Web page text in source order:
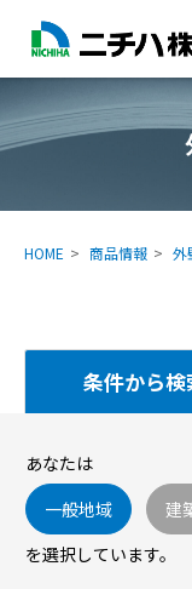
HOME 商品情報 外
条件から検
あなたは
一般地域
建
を選択しています。